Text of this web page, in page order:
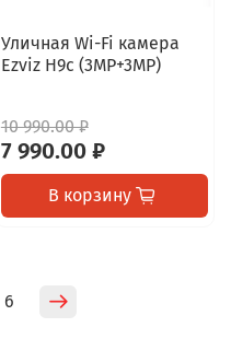
Уличная Wi-Fi камера
Ezviz H9c (3MP+3MP)
10 990.00 ₽
7 990.00 ₽
В корзину
6